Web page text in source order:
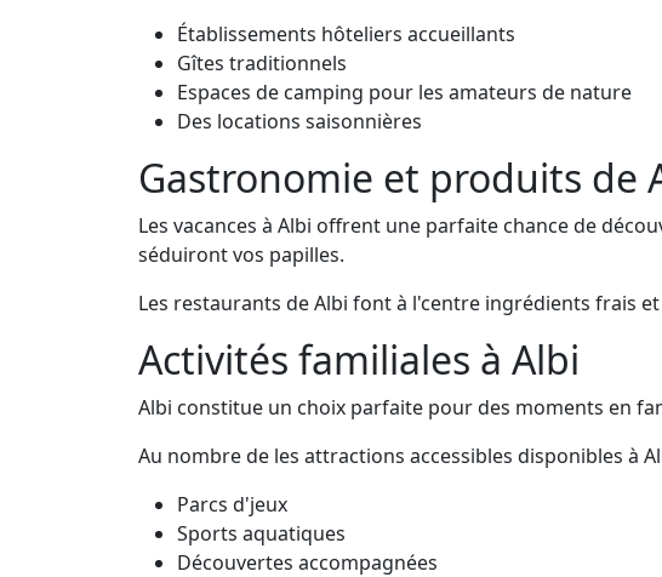
Établissements hôteliers accueillants
Gîtes traditionnels
Espaces de camping pour les amateurs de nature
Des locations saisonnières
Gastronomie et produits de
Les vacances à Albi offrent une parfaite chance de
séduiront vos papilles.
Les restaurants de Albi font à l'centre ingrédients frais
Activités familiales à Albi
Albi constitue un choix parfaite pour des moments en
Au nombre de les attractions accessibles disponibles à
Parcs d'jeux
Sports aquatiques
Découvertes accompagnées